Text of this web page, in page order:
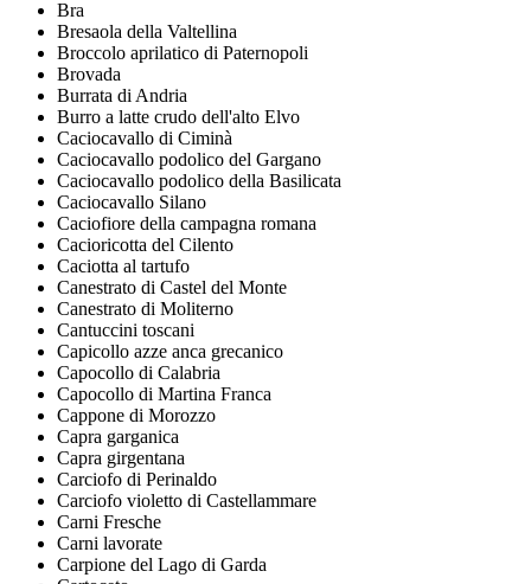
Bra
Bresaola della Valtellina
Broccolo aprilatico di Paternopoli
Brovada
Burrata di Andria
Burro a latte crudo dell'alto Elvo
Caciocavallo di Ciminà
Caciocavallo podolico del Gargano
Caciocavallo podolico della Basilicata
Caciocavallo Silano
Caciofiore della campagna romana
Cacioricotta del Cilento
Caciotta al tartufo
Canestrato di Castel del Monte
Canestrato di Moliterno
Cantuccini toscani
Capicollo azze anca grecanico
Capocollo di Calabria
Capocollo di Martina Franca
Cappone di Morozzo
Capra garganica
Capra girgentana
Carciofo di Perinaldo
Carciofo violetto di Castellammare
Carni Fresche
Carni lavorate
Carpione del Lago di Garda